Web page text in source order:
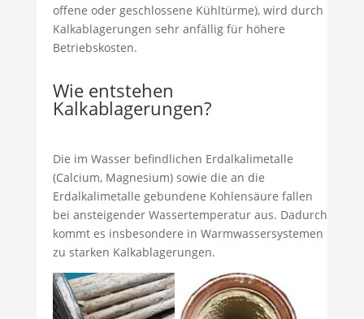
offene oder geschlossene Kühltürme), wird durch
Kalkablagerungen sehr anfällig für höhere
Betriebskosten.
Wie entstehen
Kalkablagerungen?
Die im Wasser befindlichen Erdalkalimetalle
(Calcium, Magnesium) sowie die an die
Erdalkalimetalle gebundene Kohlensäure fallen
bei ansteigender Wassertemperatur aus. Dadurch
kommt es insbesondere in Warmwassersystemen
zu starken Kalkablagerungen.